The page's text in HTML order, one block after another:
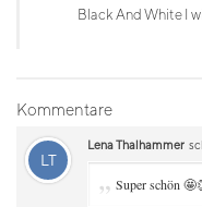
Black And White I
Kommentare
LT
Lena Thalhammer
„ Super schön